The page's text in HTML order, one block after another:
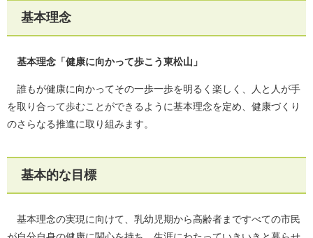
基本理念
基本理念「健康に向かって歩こう東松山」
誰もが健康に向かってその一歩一歩を明るく楽しく、人と人が手
を取り合って歩むことができるように基本理念を定め、健康づくり
のさらなる推進に取り組みます。
基本的な目標
基本理念の実現に向けて、乳幼児期から高齢者まですべての市民